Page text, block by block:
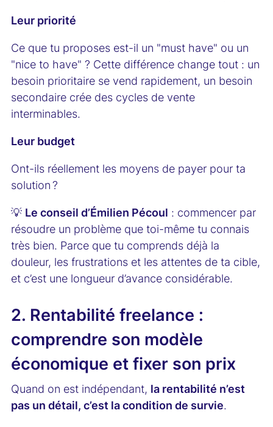
Leur priorité
Ce que tu proposes est-il un "must have" ou un
"nice to have" ? Cette différence change tout : un
besoin prioritaire se vend rapidement, un besoin
secondaire crée des cycles de vente
interminables.
Leur budget
Ont-ils réellement les moyens de payer pour ta
solution ?
💡 Le conseil d’Émilien Pécoul : commencer par
résoudre un problème que toi-même tu connais
très bien. Parce que tu comprends déjà la
douleur, les frustrations et les attentes de ta cible,
et c’est une longueur d’avance considérable.
2. Rentabilité freelance :
comprendre son modèle
économique et fixer son prix
Quand on est indépendant, la rentabilité n’est
pas un détail, c’est la condition de survie.